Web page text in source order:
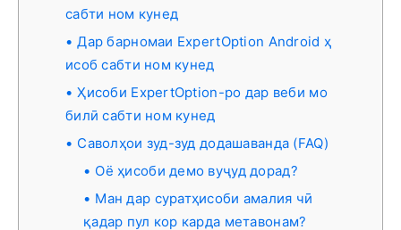
сабти ном кунед
Дар барномаи ExpertOption Android ҳ
исоб сабти ном кунед
Ҳисоби ExpertOption-ро дар веби мо
билӣ сабти ном кунед
Саволҳои зуд-зуд додашаванда (FAQ)
Оё ҳисоби демо вуҷуд дорад?
Ман дар суратҳисоби амалия чӣ
қадар пул кор карда метавонам?